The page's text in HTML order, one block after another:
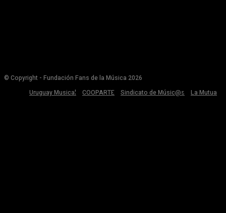
© Copyright - Fundación Fans de la Música 2026
Uruguay Musical
COOPARTE Sindicato de Músic@s La Mutua